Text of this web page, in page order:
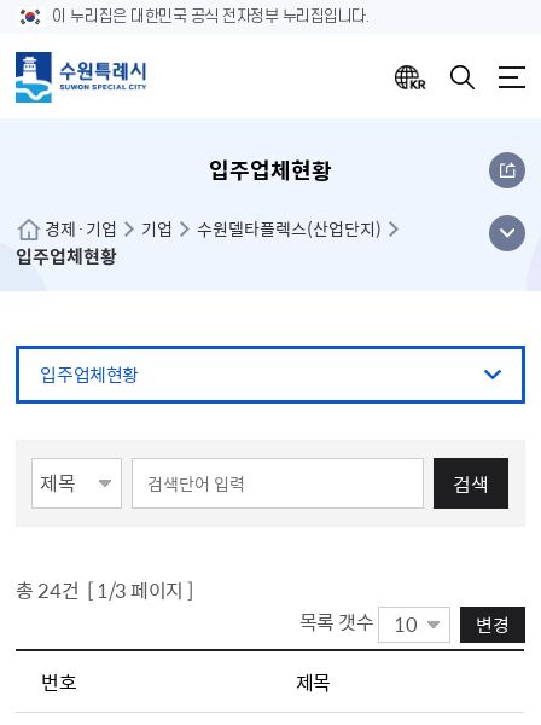
이 누리집은 대한민국 공식 전자정부 누리집입니다.
입주업체현황
경제·기업 기업 수원델타플렉스(산업단지)
입주업체현황
메뉴
열기
입주업체현황
검색
총24 건 [ 1/3 페이지 ]
목록 갯수
변경
번호 제목